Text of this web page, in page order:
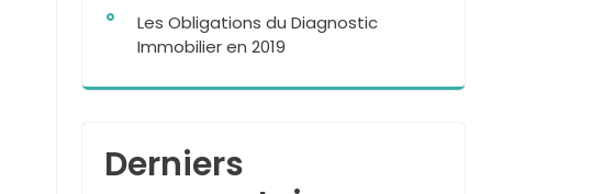
Les Obligations du Diagnostic
Immobilier en 2019
Derniers